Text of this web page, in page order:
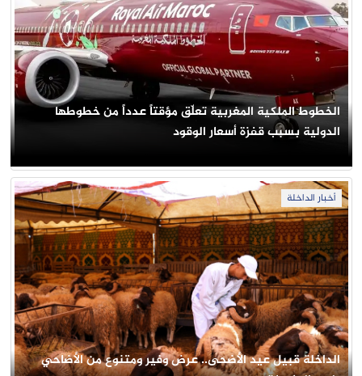
الخطوط الملكية المغربية تعلّق مؤقتاً عدداً من خطوطها
الدولية بسبب قفزة أسعار الوقود
أخبار الداخلة
الداخلة قبيل عيد الأضحى.. عرض وفير ومتنوع من الأضاحي